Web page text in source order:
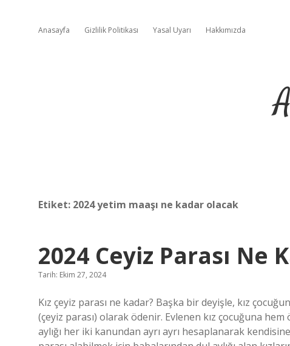
Anasayfa Gizlilik Politikası Yasal Uyarı Hakkımızda
Etiket: 2024 yetim maaşı ne kadar olacak
2024 Ceyiz Parası Ne
Tarih: Ekim 27, 2024
Kız çeyiz parası ne kadar? Başka bir deyişle, kız
(çeyiz parası) olarak ödenir. Evlenen kız çocuğuna hem
aylığı her iki kanundan ayrı ayrı hesaplanarak